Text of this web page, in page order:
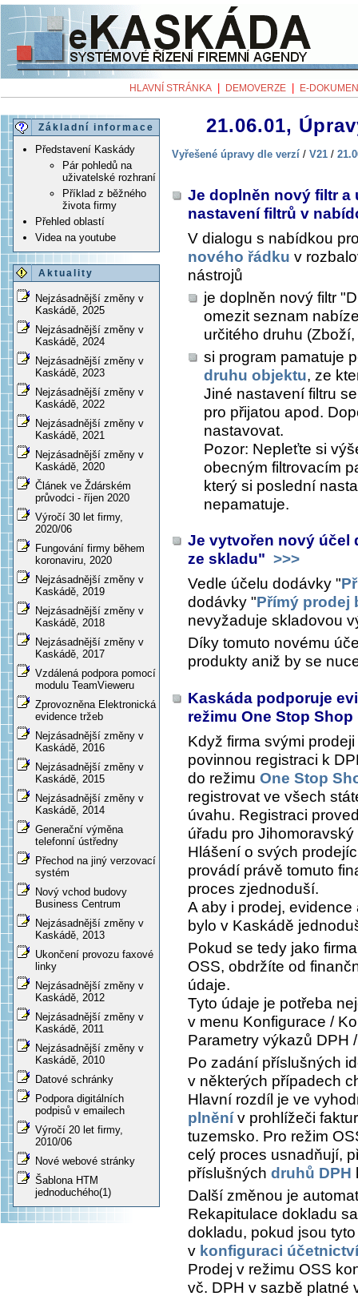
HLAVNÍ STRÁNKA DEMOVERZE E-
Základní informace
Představení Kaskády
Pár pohledů na
uživatelské rozhraní
Příklad z běžného
života firmy
Přehled oblastí
Videa na youtube
Aktuality
Nejzásadnější změny v
Kaskádě, 2025
Nejzásadnější změny v
Kaskádě, 2024
Nejzásadnější změny v
Kaskádě, 2023
Nejzásadnější změny v
Kaskádě, 2022
Nejzásadnější změny v
Kaskádě, 2021
Nejzásadnější změny v
Kaskádě, 2020
Článek ve Ždárském
průvodci - říjen 2020
Výročí 30 let firmy,
2020/06
Fungování firmy během
koronaviru, 2020
Nejzásadnější změny v
Kaskádě, 2019
Nejzásadnější změny v
Kaskádě, 2018
Nejzásadnější změny v
Kaskádě, 2017
Vzdálená podpora pomocí
modulu TeamVieweru
Zprovozněna Elektronická
evidence tržeb
Nejzásadnější změny v
Kaskádě, 2016
Nejzásadnější změny v
Kaskádě, 2015
Nejzásadnější změny v
Kaskádě, 2014
Generační výměna
telefonní ústředny
Přechod na jiný verzovací
systém
Nový vchod budovy
Business Centrum
Nejzásadnější změny v
Kaskádě, 2013
Ukončení provozu faxové
linky
Nejzásadnější změny v
Kaskádě, 2012
Nejzásadnější změny v
Kaskádě, 2011
Nejzásadnější změny v
Kaskádě, 2010
Datové schránky
Podpora digitálních
podpisů v emailech
Výročí 20 let firmy,
2010/06
Nové webové stránky
Šablona HTM
jednoduchého(1)
21.06.01,
Vyřešené úpravy dle verzí / V21 /
Je doplněn nový filtr a
nastavení filtrů v
V dialogu s nabídkou
nového řádku v
nástrojů
je doplněn nový filtr
omezit seznam
určitého druhu
si program pamatuje
druhu objektu, ze
Jiné nastavení filtru
pro přijatou apod.
nastavovat.
Pozor: Nepleťte si
obecným filtrovacím
který si poslední
nepamatuje.
Je vytvořen nový účel
ze skladu" >>>
Vedle účelu dodávky "
dodávky "Přímý prodej
nevyžaduje skladovou
Díky tomuto novému
produkty aniž by se
Kaskáda podporuje
režimu One Stop Shop
Když firma svými
povinnou registraci k
do režimu One Stop
registrovat ve všech
úvahu. Registraci
úřadu pro Jihomoravský
Hlášení o svých
provádí právě tomuto
proces zjednoduší.
A aby i prodej,
bylo v Kaskádě
Pokud se tedy jako
OSS, obdržíte od
údaje.
Tyto údaje je potřeba
v menu Konfigurace /
Parametry výkazů DPH /
Po zadání příslušných
v některých případech
Hlavní rozdíl je ve
plněnív prohlížeči
tuzemsko. Pro režim
celý proces usnadňují,
příslušných druhů DPH
Další změnou je
Rekapitulace dokladu
dokladu, pokud jsou
v konfiguraci účetnictví
Prodej v režimu OSS
vč. DPH v sazbě platné